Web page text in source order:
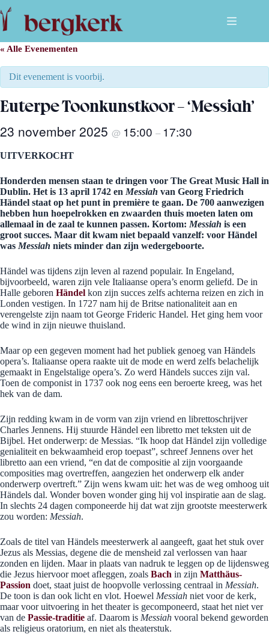
Ga
naar
de
« Alle Evenementen
Dit evenement is voorbij.
Euterpe Toonkunstkoor – ‘Messiah’
23 november 2025 @ 15:00 – 17:30
UITVERKOCHT
Honderden mensen staan te dringen voor The Great Music Hall in
Dublin. Het is 13 april 1742 en Messiah van Georg Friedrich
Händel staat op het punt in première te gaan. De 700 aanwezigen
hebben hun hoepelrokken en zwaarden thuis moeten laten om
allemaal in de zaal te kunnen passen. Kortom: Messiah is een
groot succes. Maar dit kwam niet bepaald vanzelf: voor Händel
was Messiah niets minder dan zijn wedergeboorte.
Händel was tijdens zijn leven al razend populair. In Engeland,
bijvoorbeeld, waren zijn vele Italiaanse opera’s enorm geliefd. De in
Halle geboren Händel kon zijn succes zelfs achterna reizen en zich in
Londen vestigen. In 1727 nam hij de Britse nationaliteit aan en
verengelste zijn naam tot George Frideric Handel. Het ging hem voor
de wind in zijn nieuwe thuisland.
Maar op een gegeven moment had het publiek genoeg van Händels
opera’s. Italiaanse opera raakte uit de mode en werd zelfs belachelijk
gemaakt in Engelstalige opera’s. Zo werd Händels succes zijn val.
Toen de componist in 1737 ook nog eens een beroerte kreeg, was het
hek van de dam.
Zijn redding kwam in de vorm van zijn vriend en librettoschrijver
Charles Jennens. Hij stuurde Händel een libretto met teksten uit de
Bijbel. Het onderwerp: de Messias. “Ik hoop dat Händel zijn volledige
genialiteit en bekwaamheid erop toepast”, schreef Jennens over het
libretto aan een vriend, “en dat de compositie al zijn voorgaande
composities mag overtreffen, aangezien het onderwerp elk ander
onderwerp overtreft.” Zijn wens kwam uit: het was de weg omhoog uit
Händels dal. Wonder boven wonder ging hij vol inspiratie aan de slag.
In slechts 24 dagen componeerde hij dat wat zijn grootste meesterwerk
zou worden: Messiah.
Zoals de titel van Händels meesterwerk al aangeeft, gaat het stuk over
Jezus als Messias, degene die de mensheid zal verlossen van haar
zonden en lijden. Maar in plaats van nadruk te leggen op de lijdensweg
die Jezus hiervoor moet afleggen, zoals Bach in zijn Matthäus-
Passion doet, staat juist de hoopvolle verlossing centraal in Messiah.
De toon is dan ook licht en vlot. Hoewel Messiah niet voor de kerk,
maar voor uitvoering in het theater is gecomponeerd, staat het niet ver
van de Passie-traditie af. Daarom is Messiah vooral bekend geworden
als religieus oratorium, en niet als theaterstuk.